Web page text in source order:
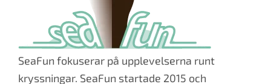
SeaFun fokuserar på upplevelserna runt
kryssningar. SeaFun startade 2015 och